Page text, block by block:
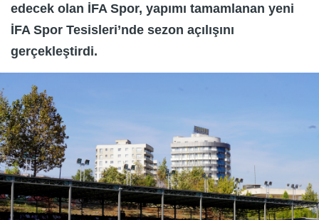
edecek olan İFA Spor, yapımı tamamlanan yeni
İFA Spor Tesisleri’nde sezon açılışını
gerçekleştirdi.